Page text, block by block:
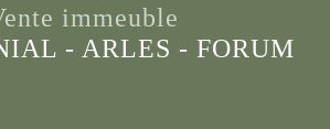
vente immeuble
- ARLES - FORUM